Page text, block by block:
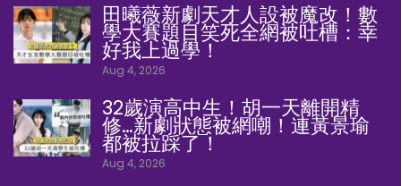
田曦薇新劇天才人設被魔改！數
學大賽題目笑死全網被吐槽：幸
好我上過學！
Aug 4, 2026
32歲演高中生！胡一天離開精
修…新劇狀態被網嘲！連黃景瑜
都被拉踩了！
Aug 4, 2026